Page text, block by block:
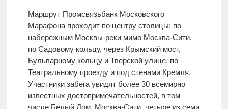
Маршрут Промсвязьбанк Московского
Марафона проходит по центру столицы: по
набережным Москвы-реки мимо Москва-Сити,
по Садовому кольцу, через Крымский мост,
Бульварному кольцу и Тверской улице, по
Театральному проезду и под стенами Кремля.
Участники забега увидят более 30 всемирно
известных достопримечательностей, в том
числе Белый Дом, Москва-Сити, четыре из семи